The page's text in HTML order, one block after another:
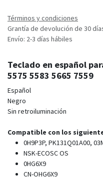
Términos y condiciones
Grantía de devolución de 30
Envío: 2-3 días hábiles
Teclado en español
5575 5583 5665 7559
Español
Negro
Sin retroiluminación
Compatible con los
0H9P3P, PK131Q01A00,
NSK-ECOSC OS
0HG6X9
CN-OHG6X9